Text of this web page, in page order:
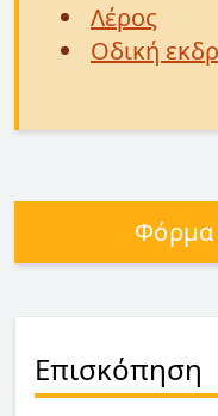
Λέρος
Οδική
Φόρμα
Επισκόπηση